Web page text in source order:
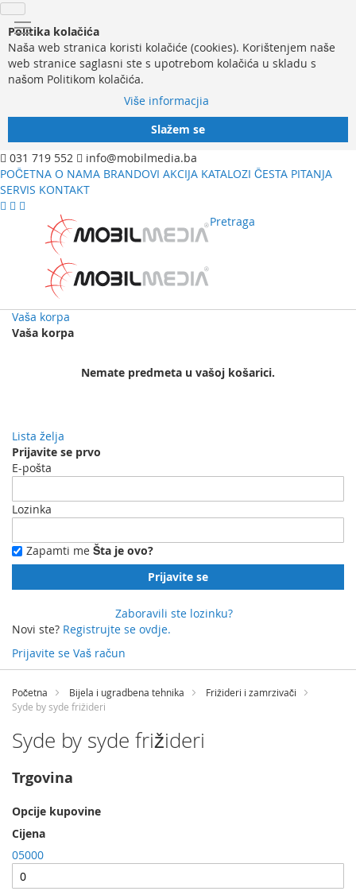
Politika kolačića
Naša web stranica koristi kolačiće (cookies). Korištenjem naše
web stranice saglasni ste s upotrebom kolačića u skladu s
našom Politikom kolačića.
Više informacjia
Slažem se
031 719 552
info@mobilmedia.ba
POČETNA O NAMA BRANDOVI AKCIJA KATALOZI ČESTA PITANJA
SERVIS KONTAKT
Pretraga
Vaša korpa
Vaša korpa
Nemate predmeta u vašoj košarici.
Lista želja
Prijavite se prvo
E-pošta
Lozinka
Zapamti me Šta je ovo?
Prijavite se
Zaboravili ste lozinku?
Novi ste? Registrujte se ovdje.
Prijavite se Vaš račun
Preskočite
sadržaj
Početna Bijela i ugradbena tehnika
Frižideri i zamrzivači
Syde by syde frižideri
Syde by syde frižideri
Trgovina
Opcije kupovine
Cijena
05000